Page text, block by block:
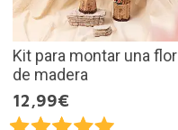
Kit para montar una flor
de madera
12,99€